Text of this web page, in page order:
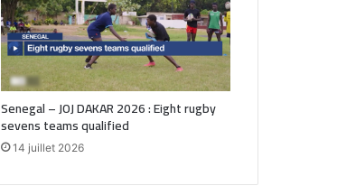
Senegal – JOJ DAKAR 2026 : Eight rugby
sevens teams qualified
14 juillet 2026